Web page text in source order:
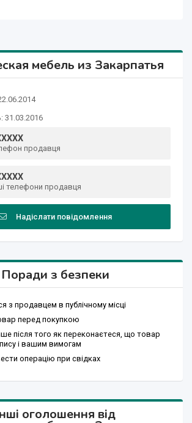
мебель из Закарпатья
31.03.2016
продавця
телефони продавця
Надіслати повідомлення
Поради з безпеки
з продавцем в публічному місці
перед покупкою
після того як переконаєтеся, що товар
і вашим вимогам
операцію при свідках
оголошення від